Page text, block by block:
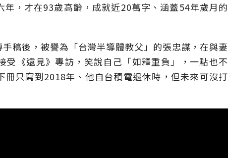
，才在93歲高齡，成就近20萬字、涵蓋54年歲月的
手稿後，被譽為「台灣半導體教父」的張忠謀，在與妻
受《遠見》專訪，笑說自己「如釋重負」，一點也不
冊只寫到2018年、他自台積電退休時，但未來可沒打